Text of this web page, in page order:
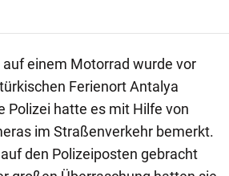
auf einem Motorrad wurde vor
Ferienort Antalya
Polizei hatte es mit Hilfe von
im Straßenverkehr bemerkt.
den Polizeiposten gebracht